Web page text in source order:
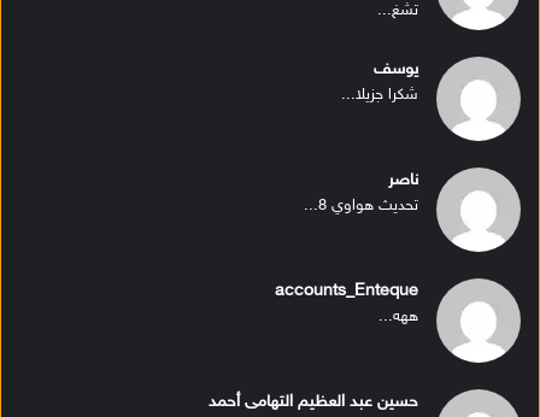
تشغ...
يوسف
شكرا جزيلا...
ناصر
تحديث هواوي 8...
accounts_Enteque
ههه...
حسين عبد العظيم التهامى أحمد